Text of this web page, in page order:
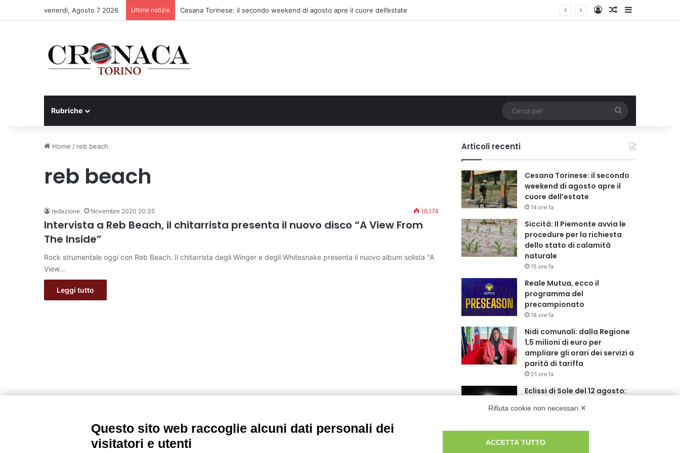
venerdì, Agosto 7 2026 Ultime notizie Cesana Torinese: il secondo weekend di agosto apre il cuore dell’estate AccediUn articolo a
Rubriche
per
Home / reb beach
reb beach
redazione Novembre 2020 20:35 16.174
Intervista a Reb Beach, il chitarrista presenta il nuovo disco “A View From
The Inside”
Rock strumentale oggi con Reb Beach. Il chitarrista degli Winger e degli Whitesnake presenta il nuovo album solista "A
View…
Leggi tutto
Articoli recenti
Cesana Torinese: il secondo
weekend di agosto apre il
cuore dell’estate
14 ore fa
Siccità: Il Piemonte avvia le
procedure per la richiesta
dello stato di calamità
naturale
15 ore fa
Reale Mutua, ecco il
programma del
precampionato
18 ore fa
Nidi comunali: dalla Regione
1,5 milioni di euro per
ampliare gli orari dei servizi a
parità di tariffa
21 ore fa
Eclissi di Sole del 12 agosto:
verso la collina
Sauze d’Oulx: il secondo
Rifiuta cookie non necessari ✕
Questo sito web raccoglie alcuni dati personali dei
visitatori e utenti
ACCETTA TUTTO